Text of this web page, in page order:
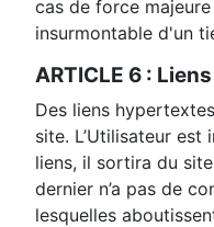
cas de force
insurmontable d'un
ARTICLE 6 :
Des liens
site. L’Utilisateur est
liens, il sortira du
dernier n’a pas de
lesquelles